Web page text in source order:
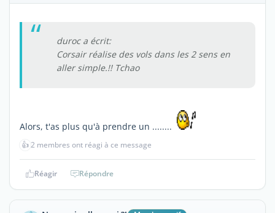
duroc a écrit:
Corsair réalise des vols dans les 2 sens en
aller simple.!! Tchao
Alors, t'as plus qu'à prendre un ........
👍2 membres ont réagi à ce message
Réagir Répondre